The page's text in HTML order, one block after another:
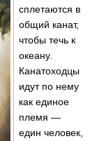
сплетаются в
общий канат,
чтобы течь к
океану.
Канатоходцы
идут по нему
как единое
племя —
един человек,